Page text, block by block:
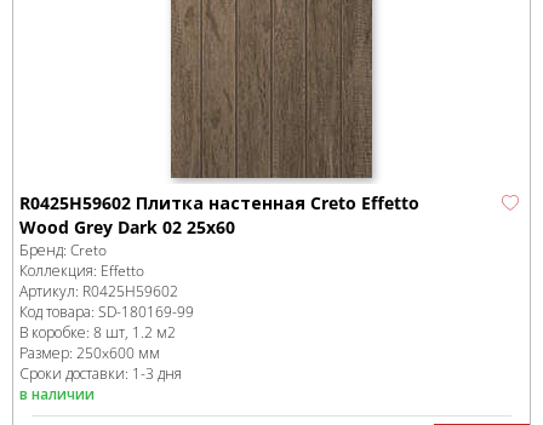
R0425H59602 Плитка настенная Creto Effetto
Wood Grey Dark 02 25х60
Бренд: Creto
Коллекция: Effetto
Артикул: R0425H59602
Код товара: SD-180169-99
В коробке: 8 шт, 1.2 м2
Размер: 250x600 мм
Сроки доставки: 1-3 дня
в наличии